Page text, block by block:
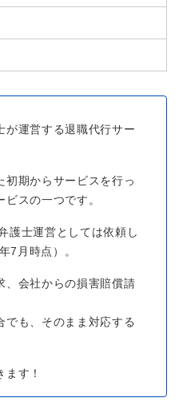
が運営する退職代行サー
初期からサービスを行っ
スの一つです。
護士運営としては依頼し
7月時点）。
、会社からの損害賠償請
でも、そのまま対応する
す！